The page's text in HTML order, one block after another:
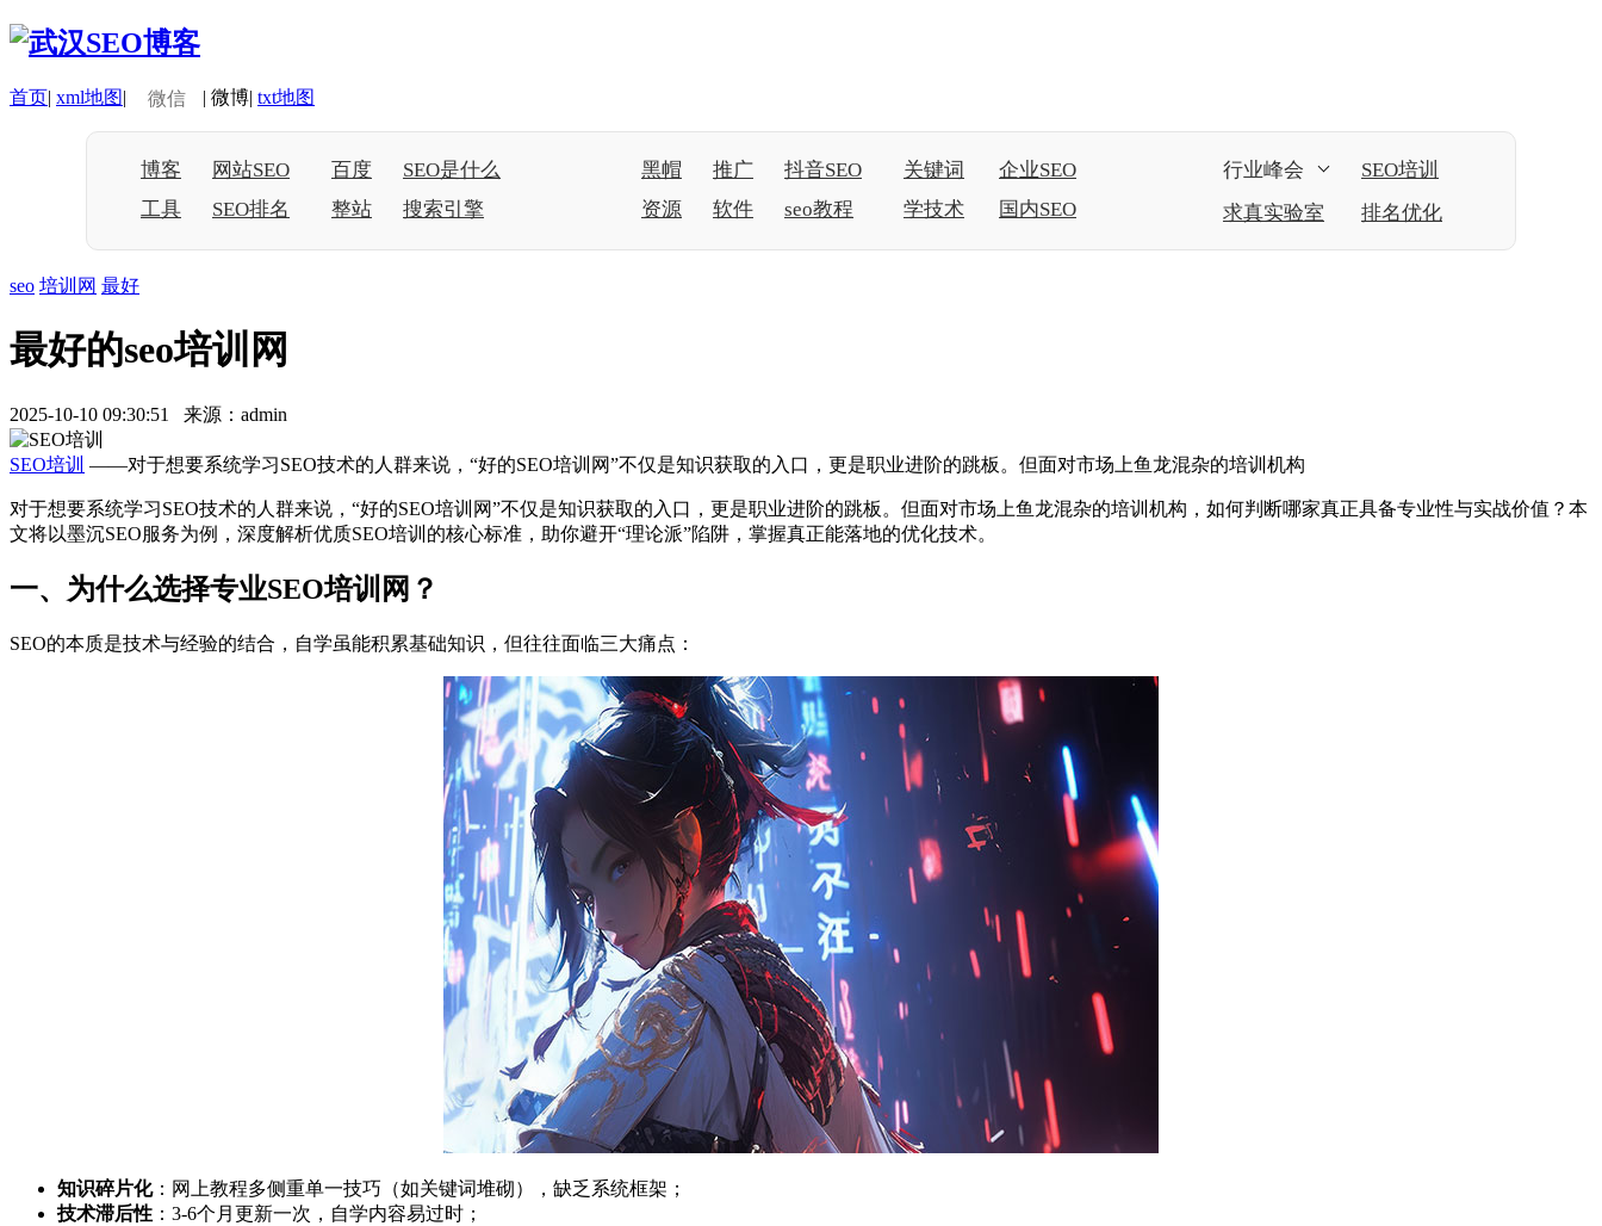
首页| xml地图| 微信 | 微博| txt地图
博客 网站SEO 百度
SEO是什么
工具
SEO排名 整站 搜索引擎
黑帽 推广 抖音SEO 关键词
企业SEO
资源
软件 seo教程 学技术 国内SEO
行业峰会
SEO培训
求真实验室
排名优化
seo 培训网 最好
最好的seo培训网
2025-10-10 09:30:51 来源：admin
SEO培训 ——对于想要系统学习SEO技术的人群来说，“好的SEO培训网”不仅是知识获取的入口，更是职业进阶的跳板。但面对市场上鱼龙混杂的培训机构
对于想要系统学习SEO技术的人群来说，“好的SEO培训网”不仅是知识获取的入口，更是职业进阶的跳板。但面对市场上鱼龙混杂的培训机构，如何判断哪家真正具备专业性与实战价值？本
文将以墨沉SEO服务为例，深度解析优质SEO培训的核心标准，助你避开“理论派”陷阱，掌握真正能落地的优化技术。
一、为什么选择专业SEO培训网？
SEO的本质是技术与经验的结合，自学虽能积累基础知识，但往往面临三大痛点：
知识碎片化：网上教程多侧重单一技巧（如关键词堆砌），缺乏系统框架；
技术滞后性 ：3-6个月更新一次，自学内容易过时；